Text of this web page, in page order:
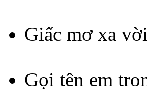
Giấc mơ xa vời
Gọi tên em